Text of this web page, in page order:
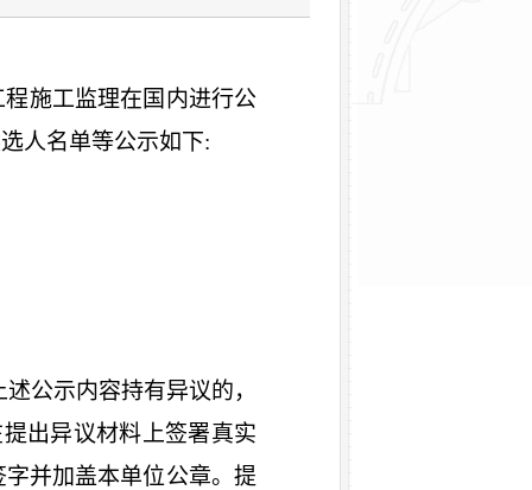
程施工监理在国内进行公
人名单等公示如下:
公示内容持有异议的，
出异议材料上签署真实
并加盖本单位公章。提